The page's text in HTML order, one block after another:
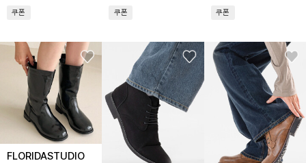
쿠폰 쿠폰 쿠폰
FLORIDASTUDIO